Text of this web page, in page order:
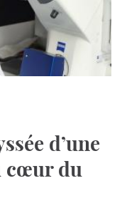
d’une
cœur du